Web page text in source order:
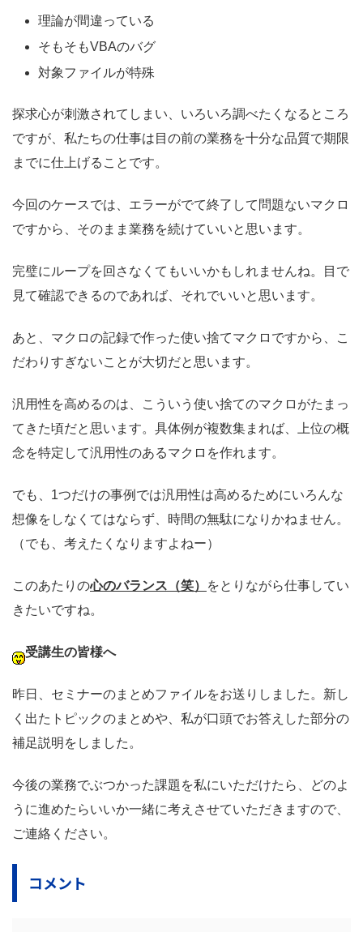
理論が間違っている
そもそもVBAのバグ
対象ファイルが特殊
探求心が刺激されてしまい、いろいろ調べたくなるところ
ですが、私たちの仕事は目の前の業務を十分な品質で期限
までに仕上げることです。
今回のケースでは、エラーがでて終了して問題ないマクロ
ですから、そのまま業務を続けていいと思います。
完璧にループを回さなくてもいいかもしれませんね。目で
見て確認できるのであれば、それでいいと思います。
あと、マクロの記録で作った使い捨てマクロですから、こ
だわりすぎないことが大切だと思います。
汎用性を高めるのは、こういう使い捨てのマクロがたまっ
てきた頃だと思います。具体例が複数集まれば、上位の概
念を特定して汎用性のあるマクロを作れます。
でも、1つだけの事例では汎用性は高めるためにいろんな
想像をしなくてはならず、時間の無駄になりかねません。
（でも、考えたくなりますよねー）
このあたりの心のバランス（笑）
をとりながら仕事してい
きたいですね。
受講生の皆様へ
昨日、セミナーのまとめファイルをお送りしました。新し
く出たトピックのまとめや、私が口頭でお答えした部分の
補足説明をしました。
今後の業務でぶつかった課題を私にいただけたら、どのよ
うに進めたらいいか一緒に考えさせていただきますので、
ご連絡ください。
コメント